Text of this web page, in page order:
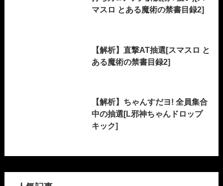
マスロ とある魔術の禁書目録2]
【解析】直撃AT抽選[スマスロ と
ある魔術の禁書目録2]
【解析】ちゃんすだヨ! 全員集合
中の抽選[L邪神ちゃんドロップ
キック]